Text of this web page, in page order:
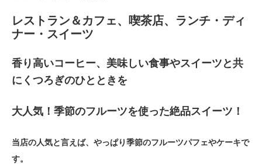
レストラン＆カフェ、喫茶店、ランチ・ディ
ナー・スイーツ
香り高いコーヒー、美味しい食事やスイーツと共
にくつろぎのひとときを
大人気！季節のフルーツを使った絶品スイーツ！
当店の人気と言えば、やっぱり季節のフルーツパフェやケーキで
す。